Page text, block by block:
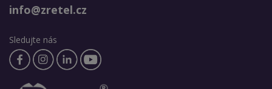
info@zretel.cz
Sledujte nás